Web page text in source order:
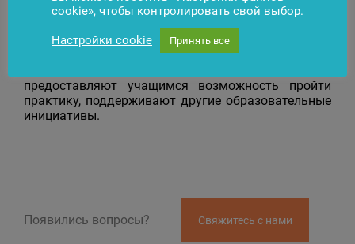
Представители группы компаний Penki kontinentai
постоянно участвуют в различных
образовательных проектах: читают лекции в
предоставляют учащимся возможность пройти
практику, поддерживают другие образовательные
инициативы.
Появились вопросы? Свяжитесь с нами
cookie», чтобы контролировать свой выбор.
Настройки cookie Принять все